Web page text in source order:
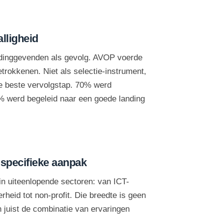
als gevolg. AVOP voerde
Niet als selectie-instrument,
beste vervolgstap. 70% werd
werd begeleid naar een goede landing
aanpak
uiteenlopende sectoren: van ICT-
tot non-profit. Die breedte is geen
de combinatie van ervaringen